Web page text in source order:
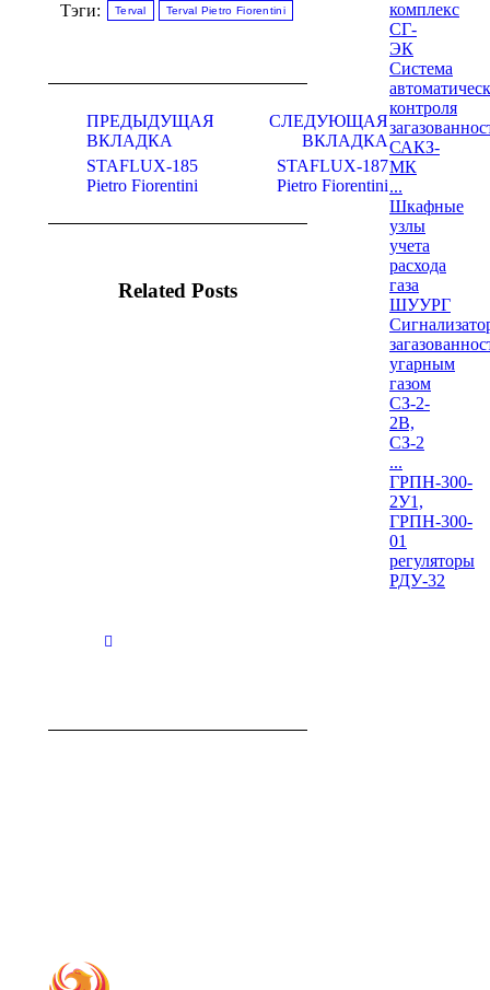
Тэги: Terval Terval Pietro Fiorentini
комментариям
ПРЕДЫДУЩАЯ
ВКЛАДКА
Предыдущая
вкладка
STAFLUX-185
Pietro Fiorentini
СЛЕДУЮЩАЯ
ВКЛАДКА
Следующая
вкладка
STAFLUX-187
Pietro Fiorentini
Related Posts
комплекс
СГ-
ЭК
Система
контроля
САКЗ-
МК
...
Шкафные
узлы
учета
расхода
газа
ШУУРГ
угарным
газом
СЗ-2-
2В,
СЗ-2
...
ГРПН-300-
2У1,
ГРПН-300-
01
регуляторы
РДУ-32